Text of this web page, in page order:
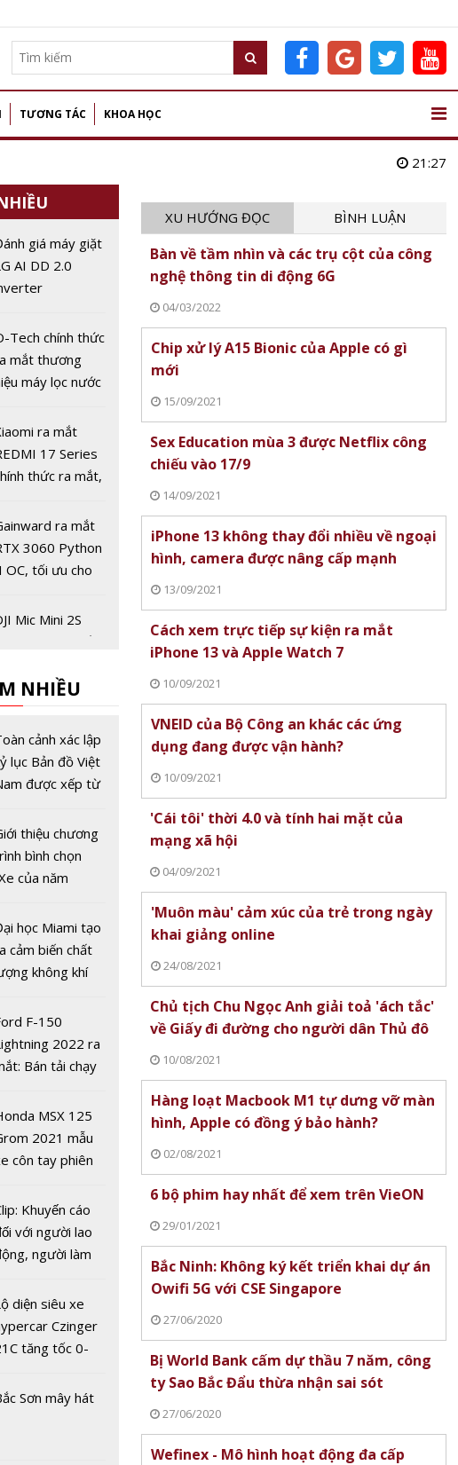
TƯƠNG TÁC KHOA HỌC
21:27
giá máy giặt
AI DD 2.0
hơn một
sử dụng
Tech chính thức
mắt thương
máy lọc nước
ra mắt
17 Series
thức ra mắt,
ra mắt
3060 Python
OC, tối ưu cho
Mic Mini 2S
chính thức ra mắt
Tab S12
Ultra lộ điểm
Geekbench, xác
nhận dùng chip
Dimensity 9500
Kỷ niệm 30 năm
ra mắt mẫu loa
kế MacBook
dự kiến sớm
hiện trên
năm 2027
NHIỀU
cảnh xác lập
lục Bản đồ Việt
được xếp từ
2022
thiệu chương
bình chọn
của năm
học Miami tạo
cảm biến chất
không khí
F-150
2022 ra
Bán tải chạy
đến 40 nghìn
MSX 125
2021 mẫu
côn tay phiên
Khuyến cáo
với người lao
người làm
tại khu dịch
trong dịch
19
diện siêu xe
Czinger
tăng tốc 0-
giâySơn mây hát
XU HƯỚNG ĐỌC BÌNH LUẬN
Bàn về tầm nhìn và các trụ cột của công
nghệ thông tin di động 6G
04/03/2022
Chip xử lý A15 Bionic của Apple có gì
mới
15/09/2021
Sex Education mùa 3 được Netflix công
chiếu vào 17/9
14/09/2021
iPhone 13 không thay đổi nhiều về ngoại
hình, camera được nâng cấp mạnh
13/09/2021
Cách xem trực tiếp sự kiện ra mắt
iPhone 13 và Apple Watch 7
10/09/2021
VNEID của Bộ Công an khác các ứng
dụng đang được vận hành?
10/09/2021
'Cái tôi' thời 4.0 và tính hai mặt của
mạng xã hội
04/09/2021
'Muôn màu' cảm xúc của trẻ trong ngày
khai giảng online
24/08/2021
Chủ tịch Chu Ngọc Anh giải toả 'ách tắc'
về Giấy đi đường cho người dân Thủ đô
10/08/2021
Hàng loạt Macbook M1 tự dưng vỡ màn
hình, Apple có đồng ý bảo hành?
02/08/2021
6 bộ phim hay nhất để xem trên VieON
29/01/2021
Bắc Ninh: Không ký kết triển khai dự án
Owifi 5G với CSE Singapore
27/06/2020
Bị World Bank cấm dự thầu 7 năm, công
ty Sao Bắc Đẩu thừa nhận sai sót
27/06/2020
Wefinex - Mô hình hoạt động đa cấp